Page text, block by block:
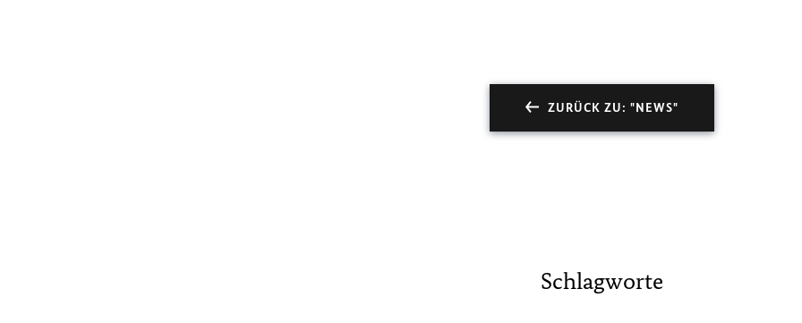
ZURÜCK ZU: "NEWS"
Schlagworte